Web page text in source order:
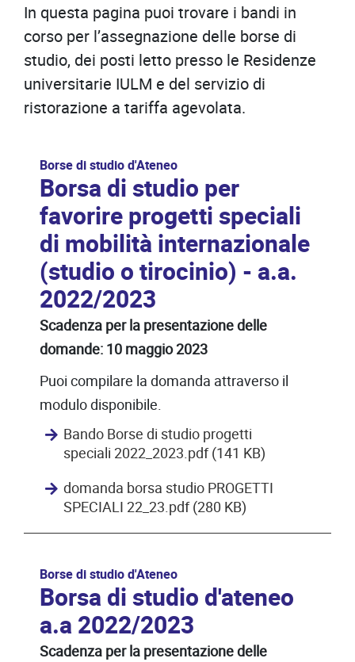
In questa pagina puoi trovare i bandi in
corso per l’assegnazione delle borse di
studio, dei posti letto presso le Residenze
universitarie IULM e del servizio di
ristorazione a tariffa agevolata.
Borse di studio d'Ateneo
Borsa di studio per
favorire progetti speciali
di mobilità internazionale
(studio o tirocinio) - a.a.
2022/2023
Scadenza per la presentazione delle
domande: 10 maggio 2023
Puoi compilare la domanda attraverso il
modulo disponibile.
Bando Borse di studio progetti
speciali 2022_2023.pdf (141 KB)
domanda borsa studio PROGETTI
SPECIALI 22_23.pdf (280 KB)
Borse di studio d'Ateneo
Borsa di studio d'ateneo
a.a 2022/2023
Scadenza per la presentazione delle